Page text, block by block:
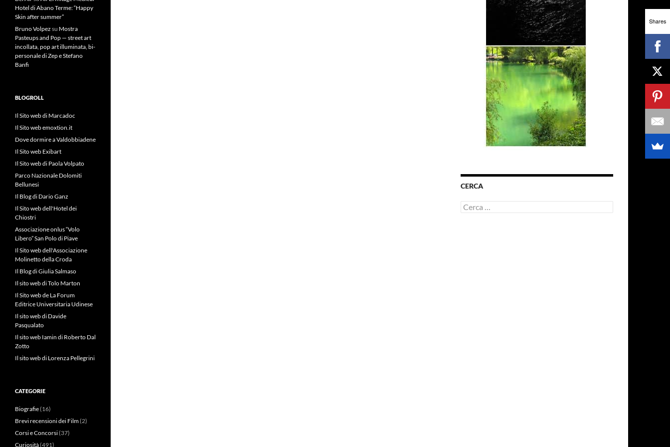
CERCA
Ricerca
per:
Hotel di Abano Terme: “Happy
Skin after summer”
Bruno Volpez su Mostra
Pasteups and Pop — street art
incollata, pop art illuminata, bi-
personale di Zep e Stefano
Banfi
BLOGROLL
Il Sito web di Marcadoc
Il Sito web emoxtion.it
Dove dormire a Valdobbiadene
Il Sito web Exibart
Il Sito web di Paola Volpato
Parco Nazionale Dolomiti
Bellunesi
Il Blog di Dario Ganz
Il Sito web dell'Hotel dei
Chiostri
Associazione onlus “Volo
Libero” San Polo di Piave
Il Sito web dell'Associazione
Molinetto della Croda
Il Blog di Giulia Salmaso
Il sito web di Tolo Marton
Il Sito web de La Forum
Editrice Universitaria Udinese
Il sito web di Davide
Pasqualato
Il sito web Iamin di Roberto Dal
Zotto
Il sito web di Lorenza Pellegrini
CATEGORIE
Biografie(16)
Brevi recensioni dei Film(2)
Corsi e Concorsi(37)
Curiosità(491)
Shares